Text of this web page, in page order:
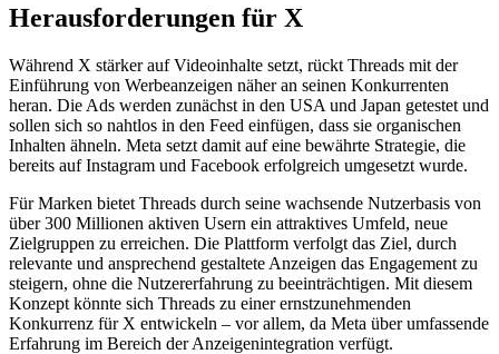
Herausforderungen für X
Während X stärker auf Videoinhalte setzt, rückt Threads mit der
Einführung von Werbeanzeigen näher an seinen Konkurrenten
heran. Die Ads werden zunächst in den USA und Japan getestet und
sollen sich so nahtlos in den Feed einfügen, dass sie organischen
Inhalten ähneln. Meta setzt damit auf eine bewährte Strategie, die
bereits auf Instagram und Facebook erfolgreich umgesetzt wurde.
Für Marken bietet Threads durch seine wachsende Nutzerbasis von
über 300 Millionen aktiven Usern ein attraktives Umfeld, neue
Zielgruppen zu erreichen. Die Plattform verfolgt das Ziel, durch
relevante und ansprechend gestaltete Anzeigen das Engagement zu
steigern, ohne die Nutzererfahrung zu beeinträchtigen. Mit diesem
Konzept könnte sich Threads zu einer ernstzunehmenden
Konkurrenz für X entwickeln – vor allem, da Meta über umfassende
Erfahrung im Bereich der Anzeigenintegration verfügt.